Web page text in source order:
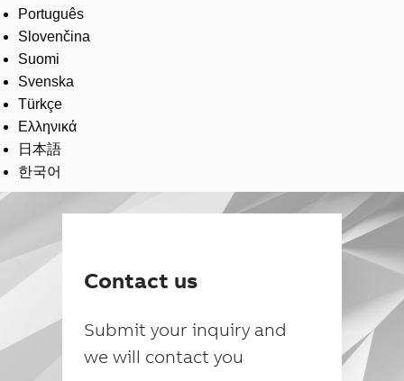
Português
Slovenčina
Suomi
Svenska
Türkçe
Ελληνικά
日本語
한국어
Contact us
Submit your inquiry and
we will contact you